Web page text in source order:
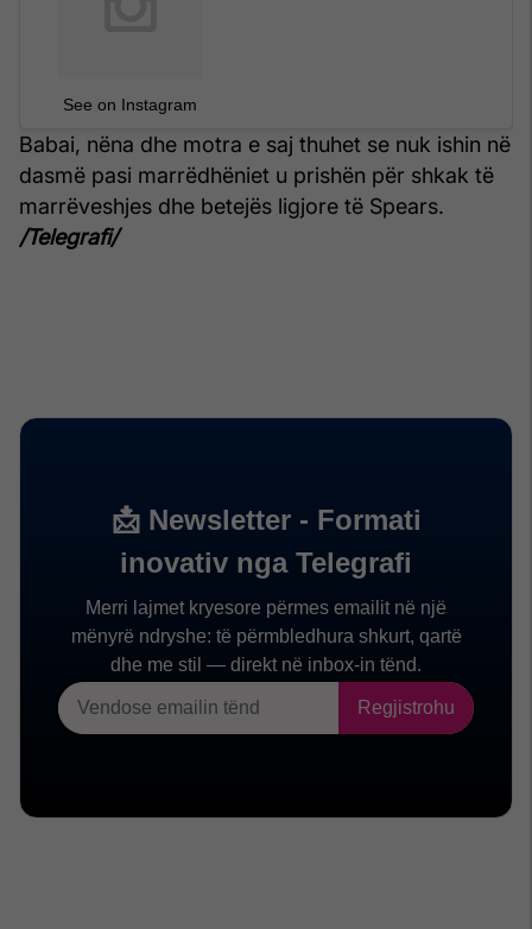
See on Instagram
Babai, nëna dhe motra e saj thuhet se nuk ishin në
dasmë pasi marrëdhëniet u prishën për shkak të
marrëveshjes dhe betejës ligjore të Spears.
/Telegrafi/